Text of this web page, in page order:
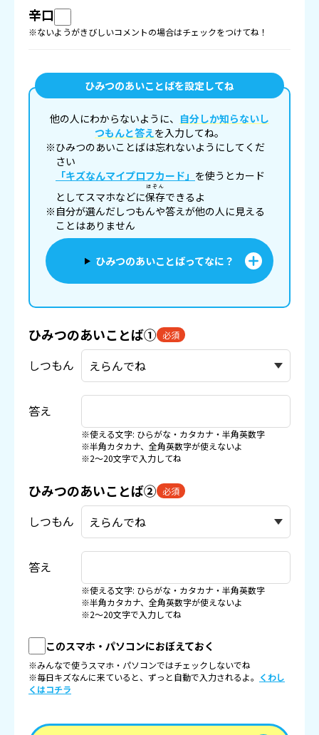
辛口
※ないようがきびしいコメントの場合はチェックをつけてね！
ひみつのあいことばを設定してね
他の人にわからないように、 自分しか知らないし
つもんと答えを入力してね。
※ひみつのあいことばは忘れないようにしてくだ
さい
「キズなんマイプロフカード」 を使うとカード
としてスマホなどに保存
ほぞん
できるよ
※自分が選んだしつもんや答えが他の人に見える
ことはありません
ひみつのあいことばってなに？
ひみつのあいことば① 必須
しつもん
答え
※使える文字: ひらがな・カタカナ・半角英数字
※半角カタカナ、全角英数字が使えないよ
※2〜20文字で入力してね
ひみつのあいことば② 必須
しつもん
答え
※使える文字: ひらがな・カタカナ・半角英数字
※半角カタカナ、全角英数字が使えないよ
※2〜20文字で入力してね
このスマホ・パソコンにおぼえておく
※みんなで使うスマホ・パソコンではチェックしないでね
※毎日キズなんに来ていると、ずっと自動で入力されるよ。 くわし
くはコチラ